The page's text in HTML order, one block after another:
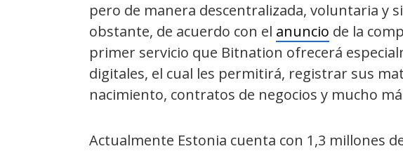
pero de manera descentralizada, voluntaria y
obstante, de acuerdo con el anuncio de la
primer servicio que Bitnation ofrecerá
digitales, el cual les permitirá, registrar sus
nacimiento, contratos de negocios y mucho
Actualmente Estonia cuenta con 1,3 millones